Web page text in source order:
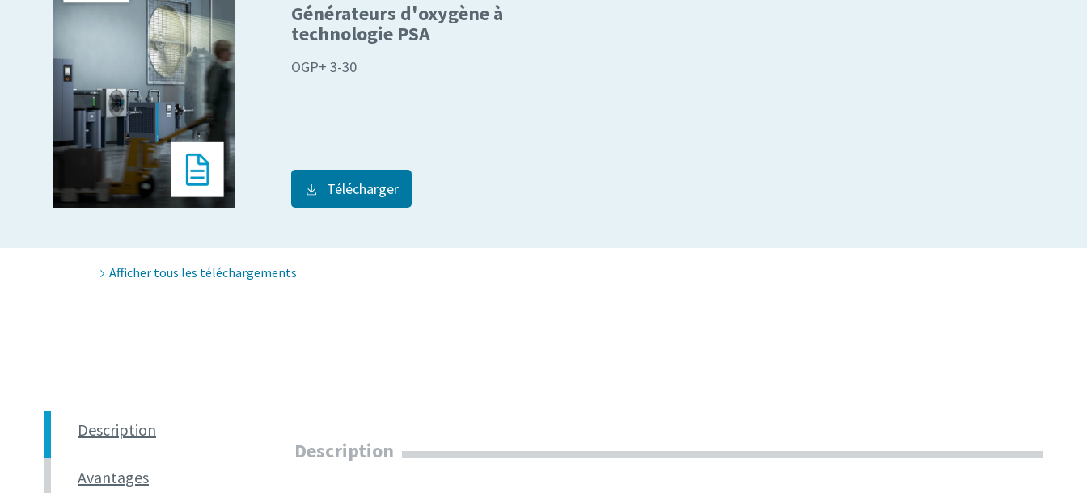
Générateurs d'oxygène à
technologie PSA
OGP+ 3-30
Télécharger
Afficher tous les téléchargements
Description
Avantages
Description